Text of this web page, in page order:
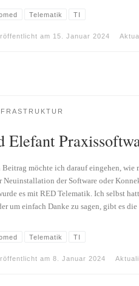
Telematik TI
am 15. Januar 2024
Elefant
Beitrag möchte ich darauf eingehen,
Neuinstallation der Software oder
es mit RED Telematik. Ich selbst
um einfach Danke zu sagen, gibt es
Telematik TI
am 8. Januar 2024